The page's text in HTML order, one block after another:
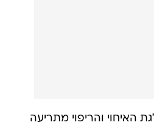
האיחוי והריפוי מתריעה